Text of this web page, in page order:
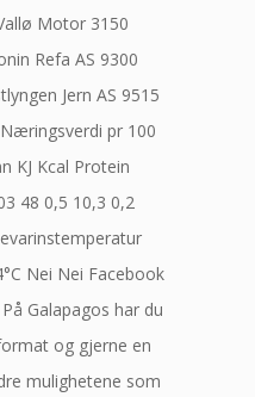
Motor 3150
Refa AS 9300
Jern AS 9515
pr 100
KJ Kcal Protein
48 0,5 10,3 0,2
Nei Nei Facebook
Galapagos har du
og gjerne en
mulighetene som